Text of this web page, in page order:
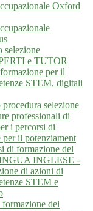
Oxford
selezione
e TUTOR
per il
STEM, digitali
selezione
professionali di
i percorsi di
il potenziament
di formazione del
INGLESE -
di azioni di
STEM e
del